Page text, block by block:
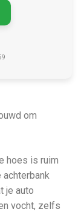
om
hoes is ruim
je auto
vocht, zelfs